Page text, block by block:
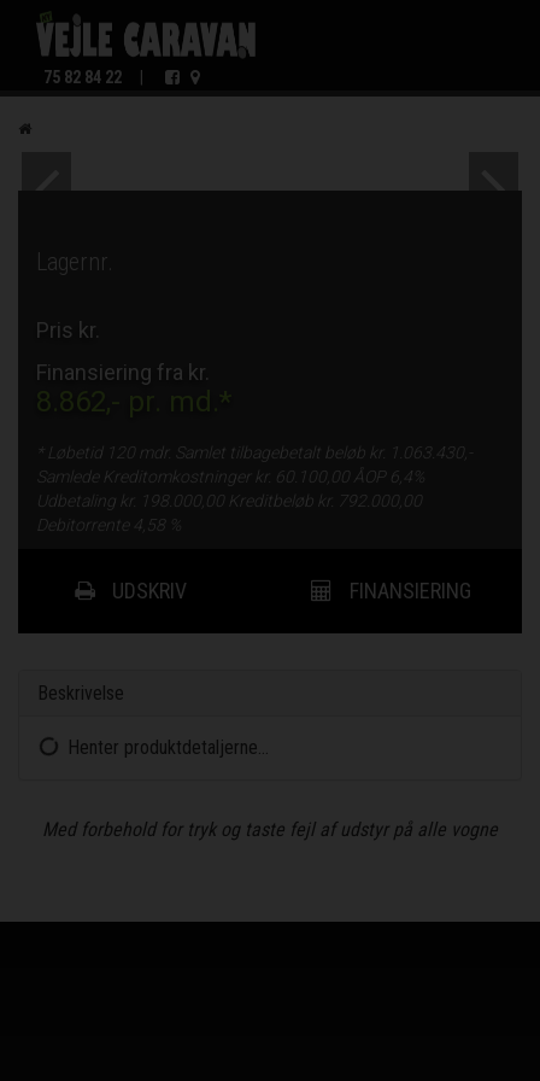
75 82 84 22
Lagernr.
Pris kr.
Finansiering fra kr.
8.862,- pr. md.*
* Løbetid 120 mdr. Samlet tilbagebetalt beløb kr.
1.063.430,-
Samlede Kreditomkostninger kr. 60.100,00 ÅOP 6,4%
Udbetaling kr.
198.000,00 Kreditbeløb kr.
792.000,00
Debitorrente 4,58 %
UDSKRIV FINANSIERING
Beskrivelse
Henter produktdetaljerne...
Med forbehold for tryk og taste fejl af udstyr på alle vogne